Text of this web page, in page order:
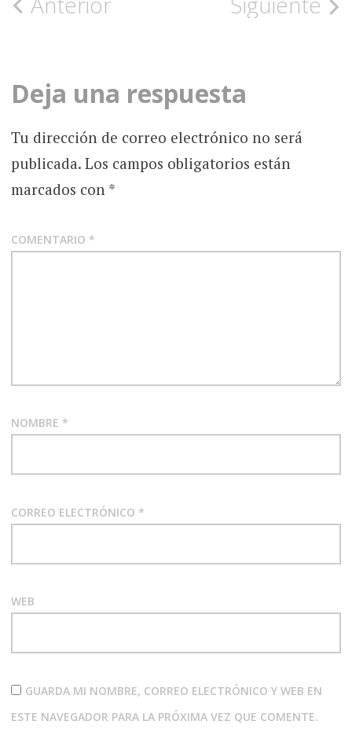
Navegación
la
entrada
Deja una respuesta
Tu dirección de correo electrónico no será
publicada. Los campos obligatorios están
marcados con *
COMENTARIO *
NOMBRE *
CORREO ELECTRÓNICO *
WEB
GUARDA MI NOMBRE, CORREO ELECTRÓNICO Y WEB EN
ESTE NAVEGADOR PARA LA PRÓXIMA VEZ QUE COMENTE.